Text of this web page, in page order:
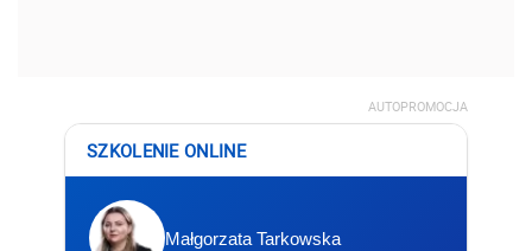
AUTOPROMOCJA
SZKOLENIE ONLINE
Małgorzata Tarkowska